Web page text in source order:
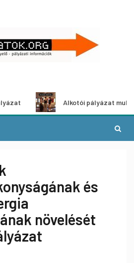
Alkotói pályázat multimédia-
és
növelését